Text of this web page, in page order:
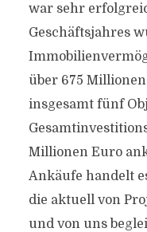
war sehr
Geschäftsjahres
über 675
insgesamt fünf
Millionen Euro
Ankäufe handelt
die aktuell von
und von uns